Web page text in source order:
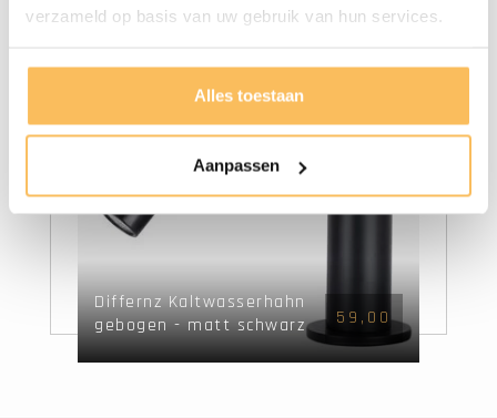
verzameld op basis van uw gebruik van hun services.
Alles toestaan
Aanpassen
Differnz Kaltwasserhahn
gebogen - matt schwarz
59,00